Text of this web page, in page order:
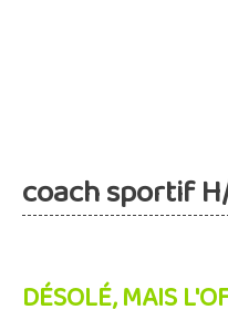
coach sportif
DÉSOLÉ, MAIS